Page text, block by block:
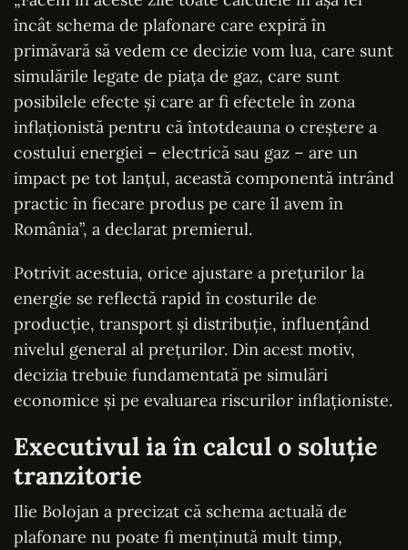
încât schema de plafonare care expiră în
primăvară să vedem ce decizie vom lua, care sunt
simulările legate de piața de gaz, care sunt
posibilele efecte și care ar fi efectele în zona
inflaționistă pentru că întotdeauna o creștere a
costului energiei – electrică sau gaz – are un
impact pe tot lanțul, această componentă intrând
practic în fiecare produs pe care îl avem în
România”, a declarat premierul.
Potrivit acestuia, orice ajustare a prețurilor la
energie se reflectă rapid în costurile de
producție, transport și distribuție, influențând
nivelul general al prețurilor. Din acest motiv,
decizia trebuie fundamentată pe simulări
economice și pe evaluarea riscurilor inflaționiste.
Executivul ia în calcul o soluție
tranzitorie
Ilie Bolojan a precizat că schema actuală de
plafonare nu poate fi menținută mult timp,